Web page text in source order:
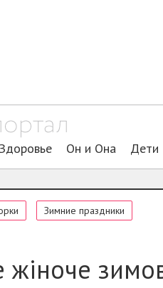
Здоровье Он и Она Дети
Зимние праздники
жіноче